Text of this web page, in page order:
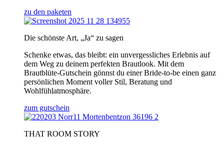
zu den paketen
Die schönste Art, „Ja“ zu sagen
Schenke etwas, das bleibt: ein unvergessliches Erlebnis auf
dem Weg zu deinem perfekten Brautlook. Mit dem
Brautblüte-Gutschein gönnst du einer Bride-to-be einen ganz
persönlichen Moment voller Stil, Beratung und
Wohlfühlatmosphäre.
zum gutschein
THAT ROOM STORY